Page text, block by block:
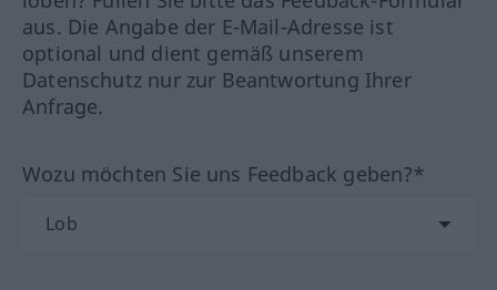
aus. Die Angabe der E-Mail-Adresse ist
optional und dient gemäß unserem
Datenschutz nur zur Beantwortung Ihrer
Anfrage.
Wozu möchten Sie uns Feedback geben?*